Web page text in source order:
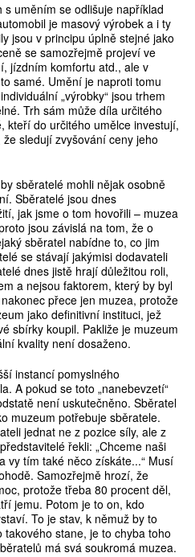
uměním se odlišuje například
je masový výrobek a i ty
jsou v principu úplně stejné jako
se samozřejmě projeví ve
jízdním komfortu atd., ale v
samé. Umění je naproti tomu
„výrobky“ jsou trhem
Trh sám může díla určitého
kteří do určitého umělce investují,
sledují zvyšování ceny jeho
sběratelé mohli nějak osobně
Sběratelé jsou dnes
jak jsme o tom hovořili – muzea
jsou závislá na tom, že o
sběratel nabídne to, co jim
se stávají jakýmisi dodavateli
dnes jistě hrají důležitou roli,
a nejsou faktorem, který by byl
přece jen muzea, protože
jako definitivní instituci, jež
sbírky koupil. Pakliže je muzeum
kvality není dosaženo.
instancí pomyslného
A pokud se toto „nanebevzetí“
není uskutečněno. Sběratel
muzeum potřebuje sběratele.
jednat ne z pozice síly, ale z
řekli: „Chceme naši
vy tím také něco získáte...“ Musí
Samozřejmě hrozí, že
protože třeba 80 procent děl,
jemu. Potom je to on, kdo
To je stav, k němuž by to
stane, je to chyba toho
má svá soukromá muzea.